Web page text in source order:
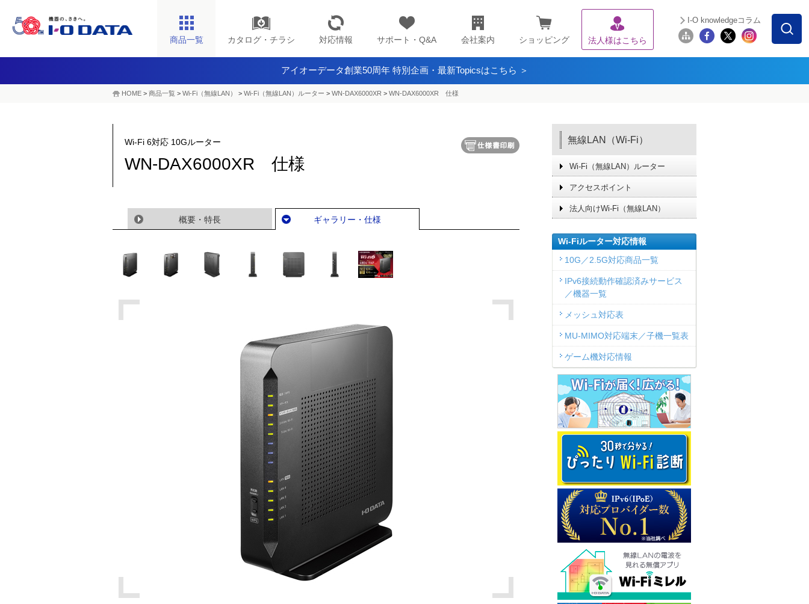
商品一覧 カタログ・チラシ 対応情報 サポート・Q&A 会社案内 ショッピング 法人様はこちら
I-O knowledgeコラム
アイオーデータ創業50周年 特別企画・最新Topicsはこちら ＞
HOME > 商品一覧 > Wi-Fi（無線LAN） > Wi-Fi（無線LAN）ルーター > WN-DAX6000XR > WN-DAX6000XR 仕様
Wi-Fi 6対応 10Gルーター
WN-DAX6000XR 仕様
概要・特長 ギャラリー・仕様
無線LAN（Wi-Fi）
Wi-Fi（無線LAN）ルーター
アクセスポイント
法人向けWi-Fi（無線LAN）
Wi-Fiルーター対応情報
10G／2.5G対応商品一覧
IPv6接続動作確認済みサービス
／機器一覧
メッシュ対応表
MU-MIMO対応端末／子機一覧表
ゲーム機対応情報